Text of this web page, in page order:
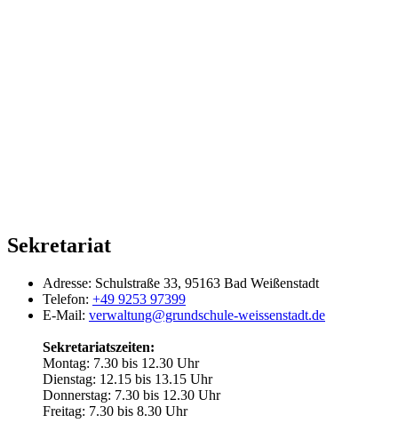
Sekretariat
Adresse: Schulstraße 33, 95163 Bad Weißenstadt
Telefon: +49 9253 97399
E-Mail: verwaltung@grundschule-weissenstadt.de
Sekretariatszeiten:
Montag: 7.30 bis 12.30 Uhr
Dienstag: 12.15 bis 13.15 Uhr
Donnerstag: 7.30 bis 12.30 Uhr
Freitag: 7.30 bis 8.30 Uhr